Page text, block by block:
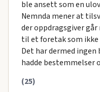
ble ansett som en
Nemnda mener at
der oppdragsgiver
til et foretak som
Det har dermed
hadde bestemmelser
(25)